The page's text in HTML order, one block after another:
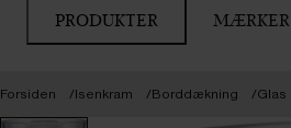
PRODUKTER MÆRKER
Forsiden Isenkram Borddækning Glas